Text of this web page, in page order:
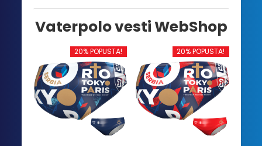
Vaterpolo vesti WebShop
20% POPUSTA! 20% POPUSTA!